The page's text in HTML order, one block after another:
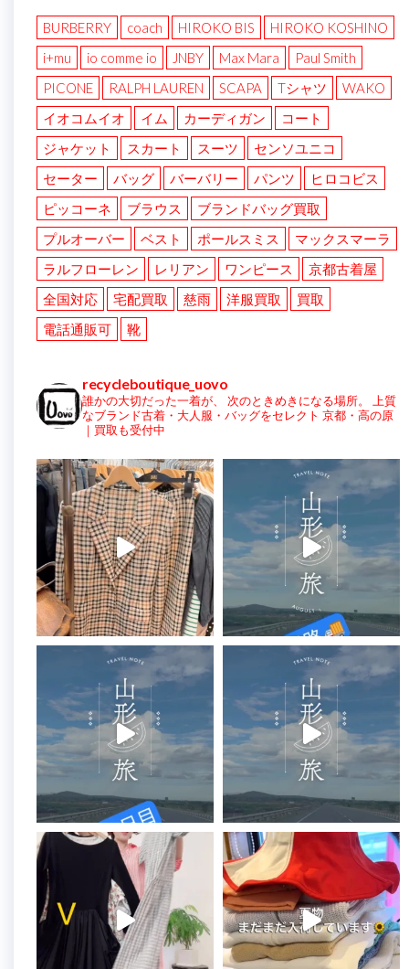
BURBERRY coach HIROKO BIS
HIROKO KOSHINO
i+mu
io comme io JNBY Max Mara
Paul Smith
PICONE
RALPH LAUREN SCAPA Tシャツ
WAKO
イオコムイオ
イム カーディガン
コート
ジャケット
スカート スーツ
センソユニコ
セーター
バッグ バーバリー パンツ
ヒロコビス
ピッコーネ
ブラウス
ブランドバッグ買取
プルオーバー
ベスト ポールスミス
マックスマーラ
ラルフローレン
レリアン ワンピース
京都古着屋
全国対応
宅配買取 慈雨 洋服買取
買取
電話通販可
靴
recycleboutique_uovo
誰かの大切だった一着が、 次のときめきになる場所。
上質
なブランド古着・大人服・バッグをセレクト 京都・高の原
｜買取も受付中